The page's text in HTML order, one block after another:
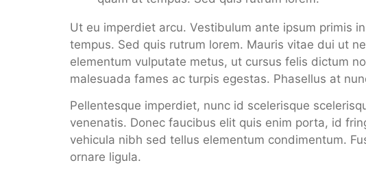
Ut eu imperdiet arcu. Vestibulum ante ipsum primis
tempus. Sed quis rutrum lorem. Mauris vitae dui ut
elementum vulputate metus, ut cursus felis dictum
malesuada fames ac turpis egestas. Phasellus at
Pellentesque imperdiet, nunc id scelerisque
venenatis. Donec faucibus elit quis enim porta, id
vehicula nibh sed tellus elementum condimentum.
ornare ligula.